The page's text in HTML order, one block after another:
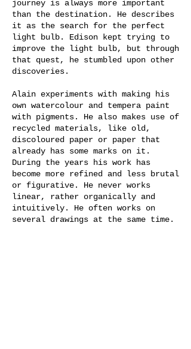
journey is always more important
than the destination. He describes
it as the search for the perfect
light bulb. Edison kept trying to
improve the light bulb, but through
that quest, he stumbled upon other
discoveries.
Alain experiments with making his
own watercolour and tempera paint
with pigments. He also makes use of
recycled materials, like old,
discoloured paper or paper that
already has some marks on it.
During the years his work has
become more refined and less brutal
or figurative. He never works
linear, rather organically and
intuitively. He often works on
several drawings at the same time.